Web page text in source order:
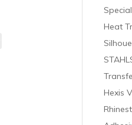
Heat
Hexis